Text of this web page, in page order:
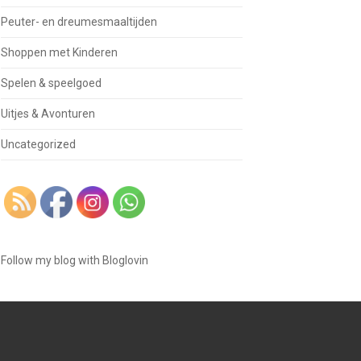
Peuter- en dreumesmaaltijden
Shoppen met Kinderen
Spelen & speelgoed
Uitjes & Avonturen
Uncategorized
Follow my blog with Bloglovin